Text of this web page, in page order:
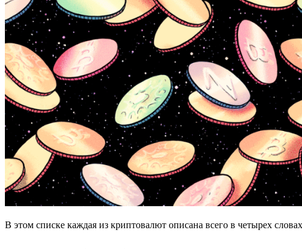
В этом списке каждая из криптовалют описана всего в четырех